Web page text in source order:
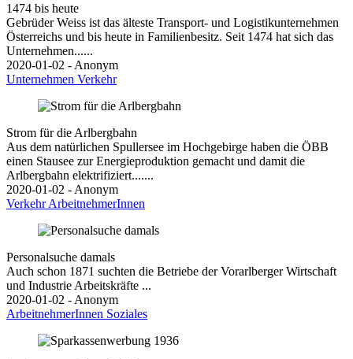
1474 bis heute
Gebrüder Weiss ist das älteste Transport- und Logistikunternehmen
Österreichs und bis heute in Familienbesitz. Seit 1474 hat sich das
Unternehmen......
2020-01-02 - Anonym
Unternehmen Verkehr
Strom für die Arlbergbahn
Aus dem natürlichen Spullersee im Hochgebirge haben die ÖBB
einen Stausee zur Energieproduktion gemacht und damit die
Arlbergbahn elektrifiziert.......
2020-01-02 - Anonym
VerkehrArbeitnehmerInnen
Personalsuche damals
Auch schon 1871 suchten die Betriebe der Vorarlberger Wirtschaft
und Industrie Arbeitskräfte ...
2020-01-02 - Anonym
ArbeitnehmerInnen Soziales